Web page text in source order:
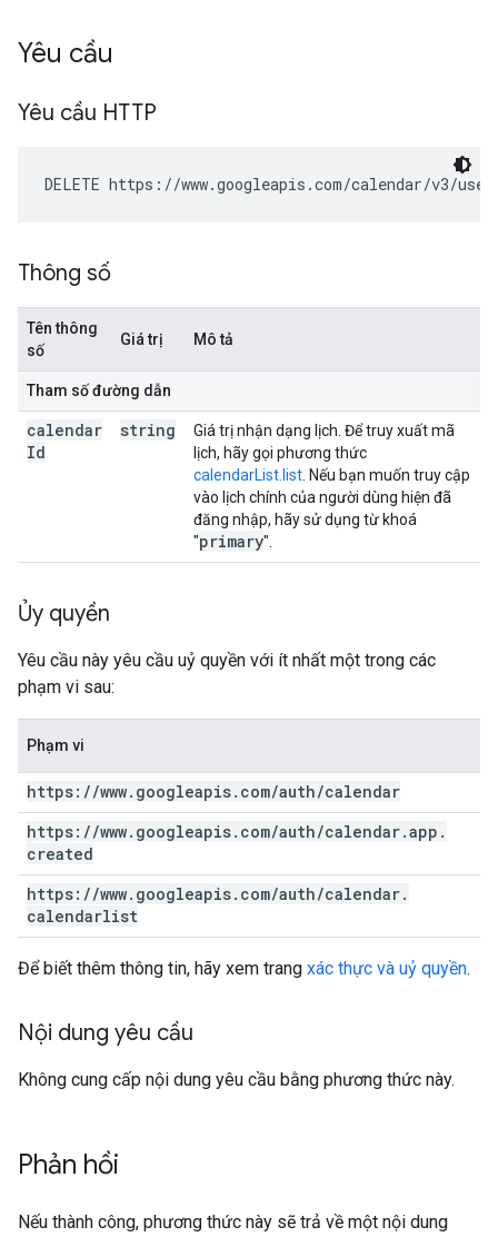
Yêu cầu
Yêu cầu HTTP
DELETE https://www.googleapis.com/calendar/v3/
Thông số
Tên thông
số
Giá trị Mô tả
Tham số đường dẫn
calendar
Id
string
Giá trị nhận dạng lịch. Để truy xuất mã
lịch, hãy gọi phương thức
calendarList.list . Nếu bạn muốn truy cập
vào lịch chính của người dùng hiện đã
đăng nhập, hãy sử dụng từ khoá
"primary".
Ủy quyền
Yêu cầu này yêu cầu uỷ quyền với ít nhất một trong các
phạm vi sau:
Phạm vi
https: //www. googleapis. com/auth/calendar
https: //www. googleapis. com/auth/calendar.app .
created
https: //www. googleapis. com/auth/calendar.
calendarlist
Để biết thêm thông tin, hãy xem trang xác thực và uỷ quyền.
Nội dung yêu cầu
Không cung cấp nội dung yêu cầu bằng phương thức này.
Phản hồi
Nếu thành công, phương thức này sẽ trả về một nội dung